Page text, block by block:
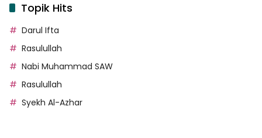
Topik Hits
Darul Ifta
Rasulullah
Nabi Muhammad SAW
Rasulullah
Syekh Al-Azhar